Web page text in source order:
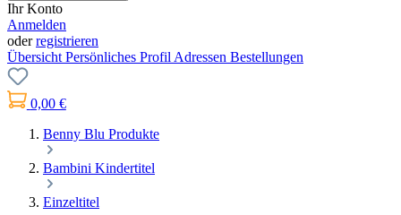
Ihr Konto
Anmelden
oderregistrieren
Übersicht Persönliches Profil Adressen Bestellungen
0,00 €
Benny Blu Produkte
Bambini Kindertitel
Einzeltitel